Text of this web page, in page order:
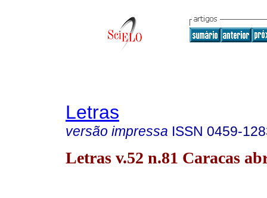
Letras
versão impressa ISSN 0459-
Letras v.52 n.81 Caracas